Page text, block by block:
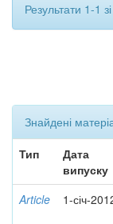
Результати 1-1
Знайдені
Тип
Дата
випуску
Article 1-січ-